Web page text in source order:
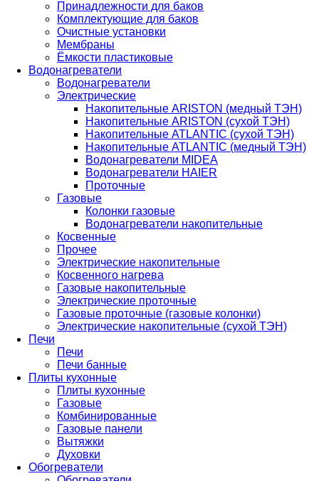
Принадлежности для баков
Комплектующие для баков
Очистные установки
Мембраны
Ёмкости пластиковые
Водонагреватели
Водонагреватели
Электрические
Накопительные ARISTON (медный ТЭН)
Накопительные ARISTON (сухой ТЭН)
Накопительные ATLANTIC (сухой ТЭН)
Накопительные ATLANTIC (медный ТЭН)
Водонагреватели MIDEA
Водонагреватели HAIER
Проточные
Газовые
Колонки газовые
Водонагреватели накопительные
Косвенные
Прочее
Электрические накопительные
Косвенного нагрева
Газовые накопительные
Электрические проточные
Газовые проточные (газовые колонки)
Электрические накопительные (сухой ТЭН)
Печи
Печи
Печи банные
Плиты кухонные
Плиты кухонные
Газовые
Комбинированные
Газовые панели
Вытяжки
Духовки
Обогреватели